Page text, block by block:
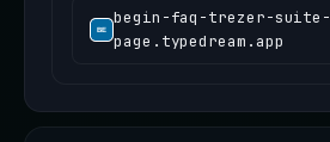
begin-faq-trezer-suite-
page.typedream.app